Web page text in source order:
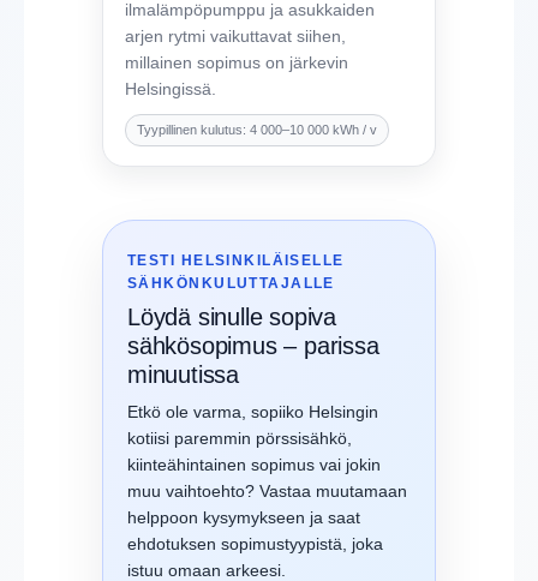
ilmalämpöpumppu ja asukkaiden
arjen rytmi vaikuttavat siihen,
millainen sopimus on järkevin
Helsingissä.
Tyypillinen kulutus: 4 000–10 000 kWh / v
TESTI HELSINKILÄISELLE
SÄHKÖNKULUTTAJALLE
Löydä sinulle sopiva
sähkösopimus – parissa
minuutissa
Etkö ole varma, sopiiko Helsingin
kotiisi paremmin pörssisähkö,
kiinteähintainen sopimus vai jokin
muu vaihtoehto? Vastaa muutamaan
helppoon kysymykseen ja saat
ehdotuksen sopimustyypistä, joka
istuu omaan arkeesi.